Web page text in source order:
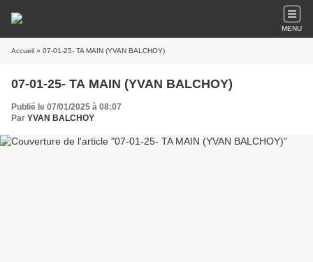
MENU
Accueil » 07-01-25- TA MAIN (YVAN BALCHOY)
07-01-25- TA MAIN (YVAN BALCHOY)
Publié le 07/01/2025 à 08:07
Par YVAN BALCHOY